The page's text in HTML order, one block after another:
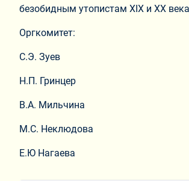
безобидным утопистам XIX и XX
Оргкомитет:
С.Э. Зуев
Н.П. Гринцер
В.А. Мильчина
М.С. Неклюдова
Е.Ю Нагаева